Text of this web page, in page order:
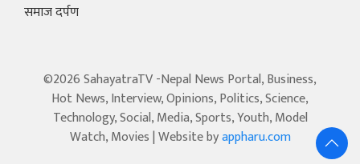
समाज दर्पण
©2026 SahayatraTV -Nepal News Portal, Business,
Hot News, Interview, Opinions, Politics, Science,
Technology, Social, Media, Sports, Youth, Model
Watch, Movies | Website byappharu.com